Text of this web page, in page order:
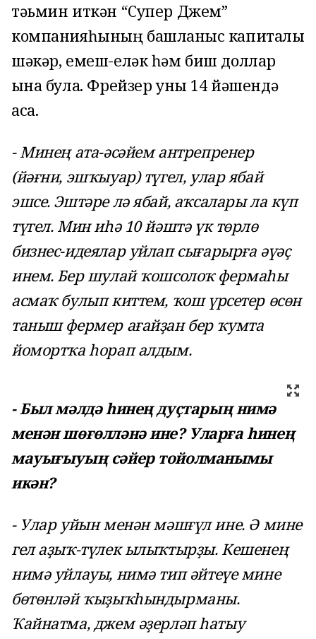
тәьмин иткән “Супер Джем”
компанияһының башланғыс капиталы
шәкәр, емеш-еләк һәм биш доллар
ғына була. Фрейзер уны 14 йәшендә
аса.
- Минең ата-әсәйем антрепренер
(йәғни, эшҡыуар) түгел, улар ябай
эшсе. Эштәре лә ябай, аҡсалары ла күп
түгел. Мин иһә 10 йәштә үк төрлө
бизнес-идеялар уйлап сығарырға әүәҫ
инем. Бер шулай ҡошсолоҡ фермаһы
асмаҡ булып киттем, ҡош үрсетер өсөн
таныш фермер ағайҙан бер ҡумта
йомортҡа һорап алдым.
- Был мәлдә һинең дуҫтарың нимә
менән шөғөлләнә ине? Уларға һинең
мауығыуың сәйер тойолманымы
икән?
- Улар уйын менән мәшғүл ине. Ә мине
гел аҙыҡ-түлек ылыҡтырҙы. Кешенең
нимә уйлауы, нимә тип әйтеүе мине
бөтөнләй ҡыҙыҡһындырманы.
Ҡайнатма, джем әҙерләп һатыу